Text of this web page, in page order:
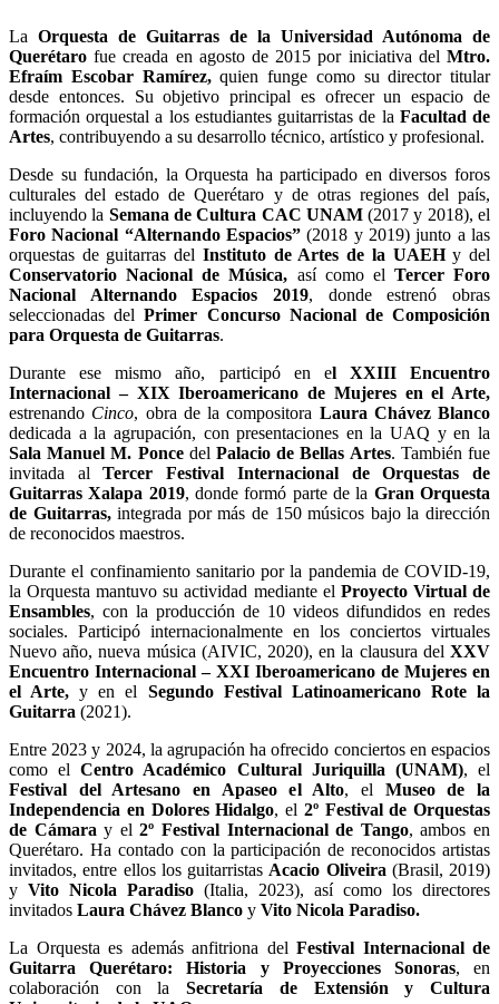
La Orquesta de Guitarras de la Universidad Autónoma de
Querétaro fue creada en agosto de 2015 por iniciativa del Mtro.
Efraím Escobar Ramírez,quien funge como su director titular
desde entonces. Su objetivo principal es ofrecer un espacio de
formación orquestal a los estudiantes guitarristas de la Facultad de
Artes, contribuyendo a su desarrollo técnico, artístico y profesional.
Desde su fundación, la Orquesta ha participado en diversos foros
culturales del estado de Querétaro y de otras regiones del país,
incluyendo la Semana de Cultura CAC UNAM(2017 y 2018), el
Foro Nacional “Alternando Espacios” (2018 y 2019) junto a las
orquestas de guitarras del Instituto de Artes de la UAEHy del
Conservatorio Nacional de Música, así como el Tercer Foro
Nacional Alternando Espacios 2019, donde estrenó obras
seleccionadas delPrimer Concurso Nacional de Composición
para Orquesta de Guitarras.
Durante ese mismo año, participó en el XXIII Encuentro
Internacional – XIX Iberoamericano de Mujeres en el Arte,
estrenando Cinco, obra de la compositora Laura Chávez Blanco
dedicada a la agrupación, con presentaciones en la UAQ y en la
Sala Manuel M. PoncedelPalacio de Bellas Artes. También fue
invitada al Tercer Festival Internacional de Orquestas de
Guitarras Xalapa 2019, donde formó parte de la Gran Orquesta
de Guitarras,integrada por más de 150 músicos bajo la dirección
de reconocidos maestros.
Durante el confinamiento sanitario por la pandemia de COVID-19,
la Orquesta mantuvo su actividad mediante el Proyecto Virtual de
Ensambles, con la producción de 10 videos difundidos en redes
sociales. Participó internacionalmente en los conciertos virtuales
Nuevo año, nueva música (AIVIC, 2020), en la clausura del XXV
Encuentro Internacional – XXI Iberoamericano de Mujeres en
el Arte, y en el Segundo Festival Latinoamericano Rote la
Guitarra (2021).
Entre 2023 y 2024, la agrupación ha ofrecido conciertos en espacios
como el Centro Académico Cultural Juriquilla (UNAM), el
Festival del Artesano en Apaseo el Alto, el Museo de la
Independencia en Dolores Hidalgo, el 2º Festival de Orquestas
de Cámara y el 2º Festival Internacional de Tango, ambos en
Querétaro. Ha contado con la participación de reconocidos artistas
invitados, entre ellos los guitarristas Acacio Oliveira (Brasil, 2019)
y Vito Nicola Paradiso (Italia, 2023), así como los directores
invitados Laura Chávez Blanco y Vito Nicola Paradiso.
La Orquesta es además anfitriona del Festival Internacional de
Guitarra Querétaro: Historia y Proyecciones Sonoras, en
colaboración con la Secretaría de Extensión y Cultura